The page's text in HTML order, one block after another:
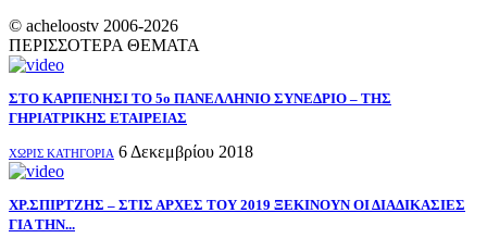
© acheloostv 2006-2026
ΠΕΡΙΣΣΟΤΕΡΑ ΘΕΜΑΤΑ
ΣΤΟ ΚΑΡΠΕΝΗΣΙ ΤΟ 5ο ΠΑΝΕΛΛΗΝΙΟ ΣΥΝΕΔΡΙΟ – ΤΗΣ
ΓΗΡΙΑΤΡΙΚΗΣ ΕΤΑΙΡΕΙΑΣ
ΧΩΡΊΣ ΚΑΤΗΓΟΡΊΑ 6 Δεκεμβρίου 2018
ΧΡ.ΣΠΙΡΤΖΗΣ – ΣΤΙΣ ΑΡΧΕΣ ΤΟΥ 2019 ΞΕΚΙΝΟΥΝ ΟΙ ΔΙΑΔΙΚΑΣΙΕΣ
ΓΙΑ ΤΗΝ...